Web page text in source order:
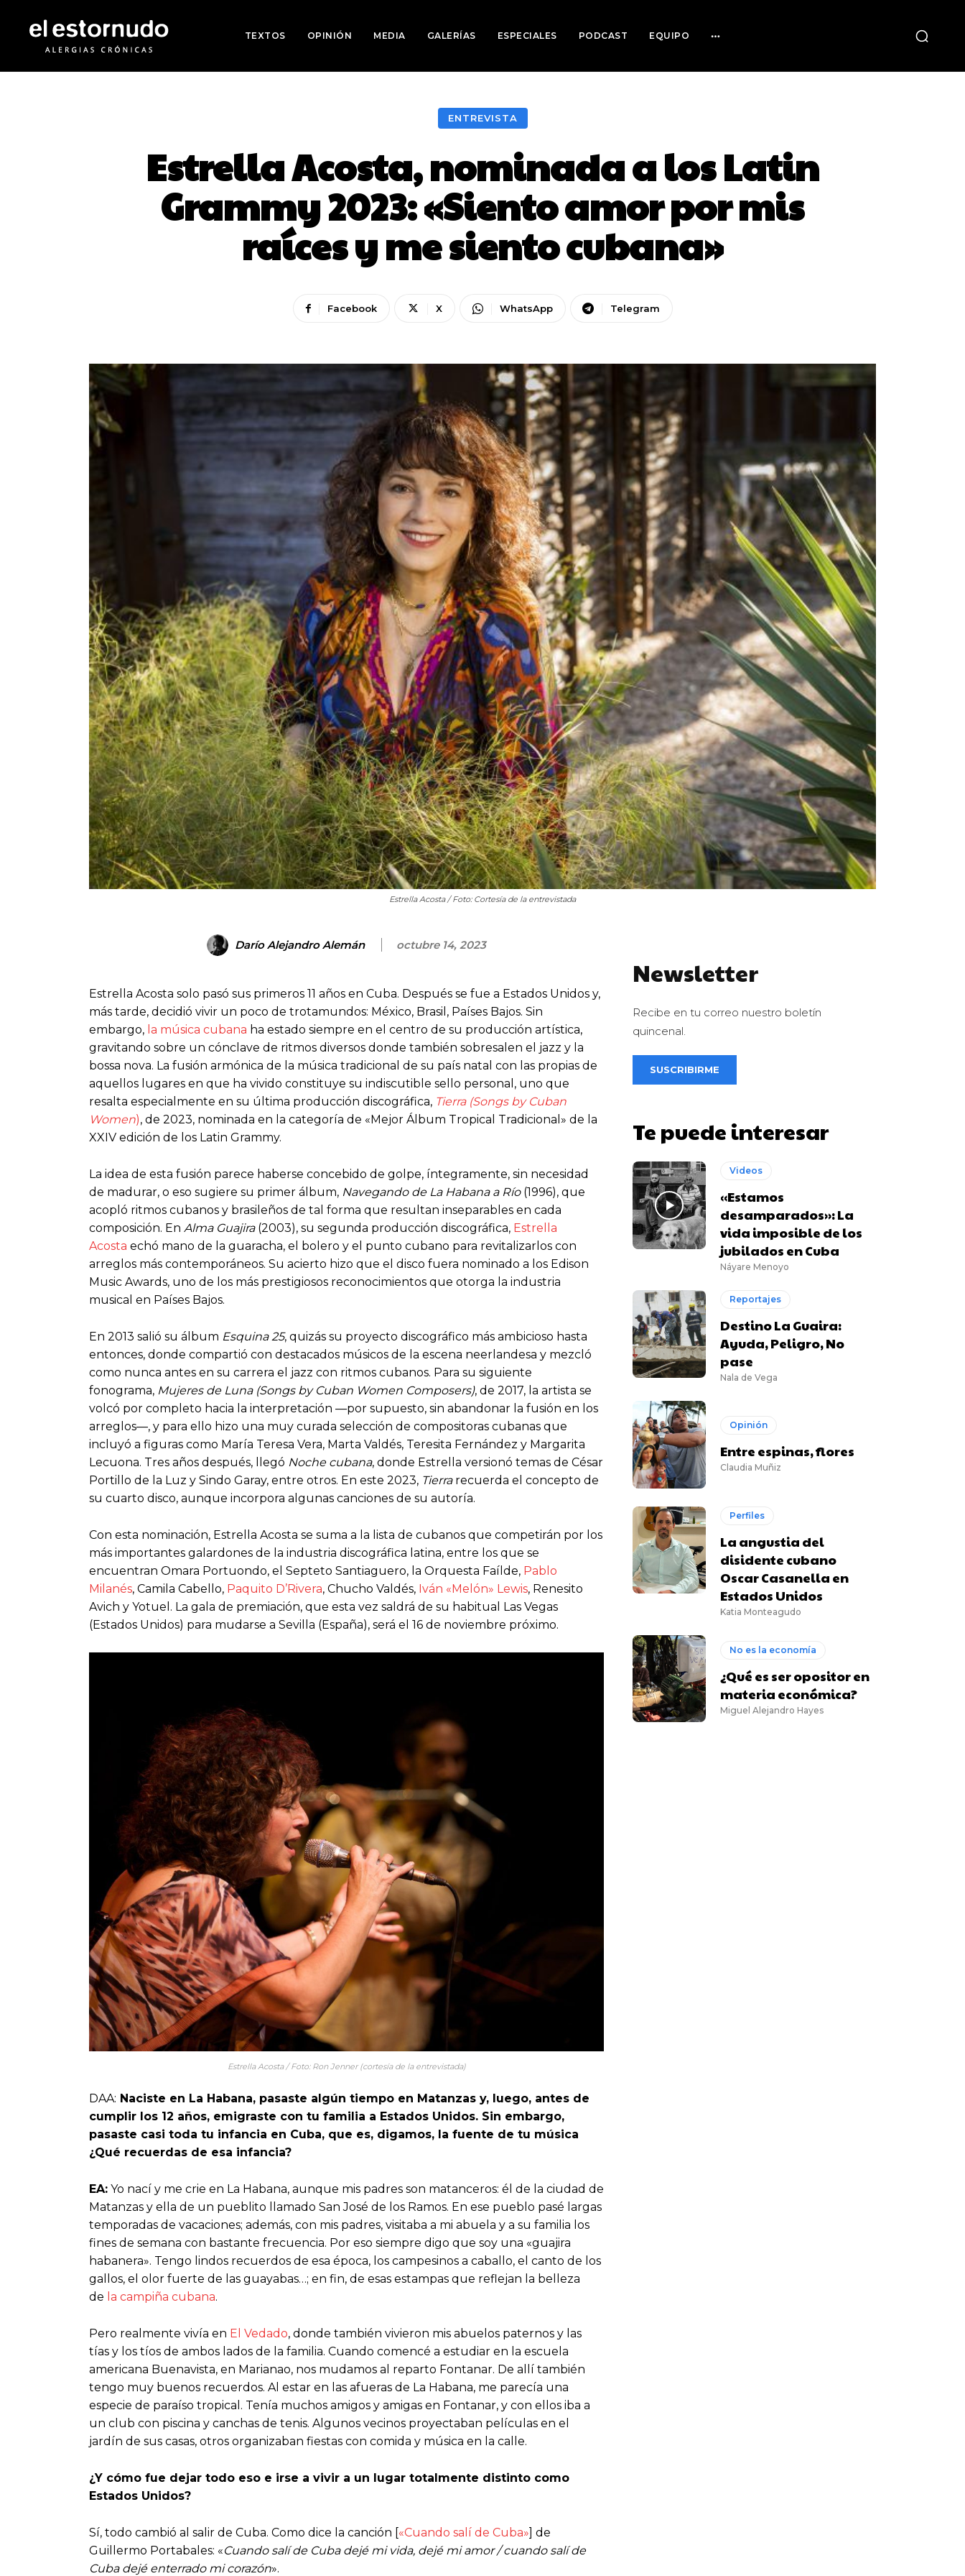
TEXTOS OPINIÓN MEDIA GALERÍAS ESPECIALES PODCAST EQUIPO
ENTREVISTA
Estrella Acosta, nominada a los Latin
Grammy 2023: «Siento amor por mis
raíces y me siento cubana»
Facebook X WhatsApp Telegram
Estrella Acosta / Foto: Cortesía de la entrevistada
Darío Alejandro Alemán octubre 14, 2023
Estrella Acosta solo pasó sus primeros 11 años en Cuba. Después se fue a Estados Unidos y,
más tarde, decidió vivir un poco de trotamundos: México, Brasil, Países Bajos. Sin
embargo, la música cubana ha estado siempre en el centro de su producción artística,
gravitando sobre un cónclave de ritmos diversos donde también sobresalen el jazz y la
bossa nova. La fusión armónica de la música tradicional de su país natal con las propias de
aquellos lugares en que ha vivido constituye su indiscutible sello personal, uno que
resalta especialmente en su última producción discográfica, Tierra (Songs by Cuban
Women), de 2023, nominada en la categoría de «Mejor Álbum Tropical Tradicional» de la
XXIV edición de los Latin Grammy.
La idea de esta fusión parece haberse concebido de golpe, íntegramente, sin necesidad
de madurar, o eso sugiere su primer álbum, Navegando de La Habana a Río(1996), que
acopló ritmos cubanos y brasileños de tal forma que resultan inseparables en cada
composición. En Alma Guajira(2003), su segunda producción discográfica, Estrella
Acosta echó mano de la guaracha, el bolero y el punto cubano para revitalizarlos con
arreglos más contemporáneos. Su acierto hizo que el disco fuera nominado a los Edison
Music Awards, uno de los más prestigiosos reconocimientos que otorga la industria
musical en Países Bajos.
En 2013 salió su álbum Esquina 25, quizás su proyecto discográfico más ambicioso hasta
entonces, donde compartió con destacados músicos de la escena neerlandesa y mezcló
como nunca antes en su carrera el jazz con ritmos cubanos. Para su siguiente
fonograma, Mujeres de Luna (Songs by Cuban Women Composers), de 2017, la artista se
volcó por completo hacia la interpretación —por supuesto, sin abandonar la fusión en los
arreglos—, y para ello hizo una muy curada selección de compositoras cubanas que
incluyó a figuras como María Teresa Vera, Marta Valdés, Teresita Fernández y Margarita
Lecuona. Tres años después, llegó Noche cubana, donde Estrella versionó temas de César
Portillo de la Luz y Sindo Garay, entre otros. En este 2023, Tierrarecuerda el concepto de
su cuarto disco, aunque incorpora algunas canciones de su autoría.
Con esta nominación, Estrella Acosta se suma a la lista de cubanos que competirán por los
más importantes galardones de la industria discográfica latina, entre los que se
encuentran Omara Portuondo, el Septeto Santiaguero, la Orquesta Faílde, Pablo
Milanés, Camila Cabello, Paquito D’Rivera, Chucho Valdés, Iván «Melón» Lewis, Renesito
Avich y Yotuel. La gala de premiación, que esta vez saldrá de su habitual Las Vegas
(Estados Unidos) para mudarse a Sevilla (España), será el 16 de noviembre próximo.
Estrella Acosta / Foto: Ron Jenner (cortesía de la entrevistada)
DAA: Naciste en La Habana, pasaste algún tiempo en Matanzas y, luego, antes de
cumplir los 12 años, emigraste con tu familia a Estados Unidos. Sin embargo,
pasaste casi toda tu infancia en Cuba, que es, digamos, la fuente de tu música
¿Qué recuerdas de esa infancia?
EA: Yo nací y me crie en La Habana, aunque mis padres son matanceros: él de la ciudad de
Matanzas y ella de un pueblito llamado San José de los Ramos. En ese pueblo pasé largas
temporadas de vacaciones; además, con mis padres, visitaba a mi abuela y a su familia los
fines de semana con bastante frecuencia. Por eso siempre digo que soy una «guajira
habanera». Tengo lindos recuerdos de esa época, los campesinos a caballo, el canto de los
gallos, el olor fuerte de las guayabas…; en fin, de esas estampas que reflejan la belleza
de la campiña cubana.
Pero realmente vivía en El Vedado, donde también vivieron mis abuelos paternos y las
tías y los tíos de ambos lados de la familia. Cuando comencé a estudiar en la escuela
americana Buenavista, en Marianao, nos mudamos al reparto Fontanar. De allí también
tengo muy buenos recuerdos. Al estar en las afueras de La Habana, me parecía una
especie de paraíso tropical. Tenía muchos amigos y amigas en Fontanar, y con ellos iba a
un club con piscina y canchas de tenis. Algunos vecinos proyectaban películas en el
jardín de sus casas, otros organizaban fiestas con comida y música en la calle.
¿Y cómo fue dejar todo eso e irse a vivir a un lugar totalmente distinto como
Estados Unidos?
Sí, todo cambió al salir de Cuba. Como dice la canción [«Cuando salí de Cuba»] de
Guillermo Portabales: «Cuando salí de Cuba dejé mi vida, dejé mi amor / cuando salí de
Cuba dejé enterrado mi corazón».
Newsletter
Recibe en tu correo nuestro boletín
quincenal.
SUSCRIBIRME
Te puede interesar
Videos
«Estamos
desamparados»: La
vida imposible de los
jubilados en Cuba
Náyare Menoyo
Reportajes
Destino La Guaira:
Ayuda, Peligro, No
pase
Nala de Vega
Opinión
Entre espinas, flores
Claudia Muñiz
Perfiles
La angustia del
disidente cubano
Oscar Casanella en
Estados Unidos
Katia Monteagudo
No es la economía
¿Qué es ser opositor en
materia económica?
Miguel Alejandro Hayes